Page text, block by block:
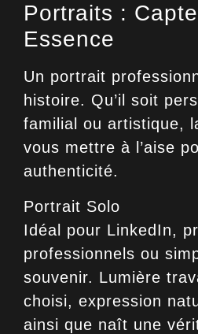
Portraits :
Essence
Un portrait
histoire. Qu’il soit
familial ou artistique,
vous mettre à l’aise
authenticité.
Portrait Solo
Idéal pour LinkedIn,
professionnels ou
souvenir. Lumière
choisi, expression
ainsi que naît une